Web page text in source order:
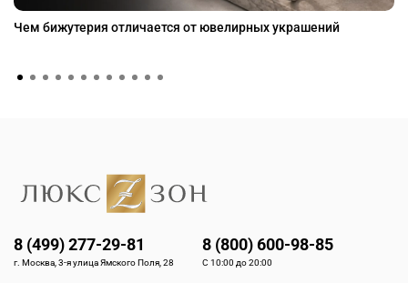
Чем бижутерия отличается от ювелирных украшений
8 (499) 277-29-81
г. Москва, 3-я улица Ямского Поля, 28
8 (800) 600-98-85
С 10:00 до 20:00